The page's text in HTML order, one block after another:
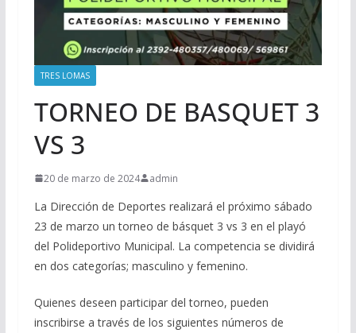
TRES LOMAS
TORNEO DE BASQUET 3
VS 3
20 de marzo de 2024 admin
La Dirección de Deportes realizará el próximo sábado
23 de marzo un torneo de básquet 3 vs 3 en el playó
del Polideportivo Municipal. La competencia se dividirá
en dos categorías; masculino y femenino.
Quienes deseen participar del torneo, pueden
inscribirse a través de los siguientes números de